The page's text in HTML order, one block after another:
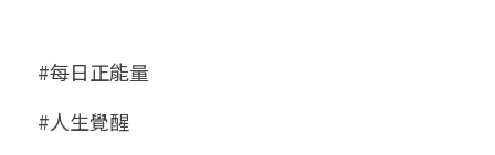
#每日正能量
#人生覺醒